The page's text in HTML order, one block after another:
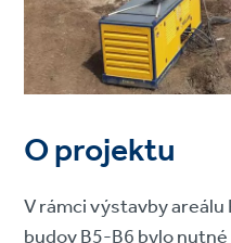
O projektu
V rámci výstavby